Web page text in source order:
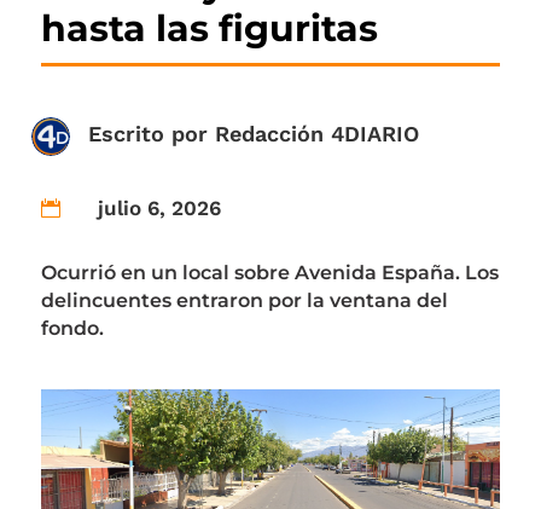
hasta las figuritas
Escrito por Redacción 4DIARIO
 julio 6, 2026
Ocurrió en un local sobre Avenida España. Los
delincuentes entraron por la ventana del
fondo.